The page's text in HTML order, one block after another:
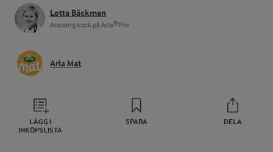
Lotta Bäckman
Ansvarig kock på Arla® Pro
Arla Mat
LÄGG I
INKÖPSLISTA
SPARA DELA